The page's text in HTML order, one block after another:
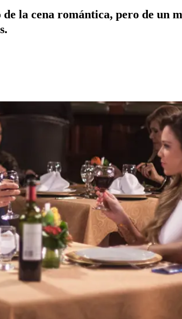
la cena romántica, pero de un